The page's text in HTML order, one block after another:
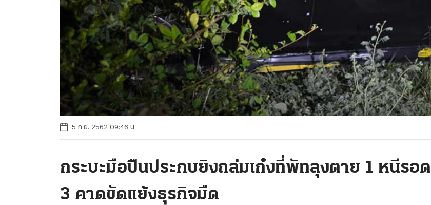
5 ก.ย. 2562 09:46 น.
กระบะมือปืนประกบยิงถล่มเก๋งที่พัทลุงตาย 1 หนีรอด
3 คาดขัดแย้งธุรกิจมืด